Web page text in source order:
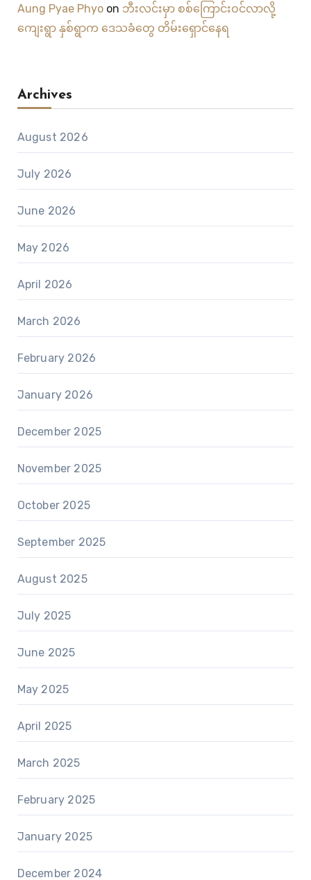
Aung Pyae Phyoon ဘီးလင်းမှာ စစ်ကြောင်းဝင်လာလို့
ကျေးရွာ နှစ်ရွာက ဒေသခံတွေ တိမ်းရှောင်နေရ
Archives
August 2026
July 2026
June 2026
May 2026
April 2026
March 2026
February 2026
January 2026
December 2025
November 2025
October 2025
September 2025
August 2025
July 2025
June 2025
May 2025
April 2025
March 2025
February 2025
January 2025
December 2024